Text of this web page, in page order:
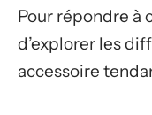
Pour répondre à
d’explorer les
accessoire